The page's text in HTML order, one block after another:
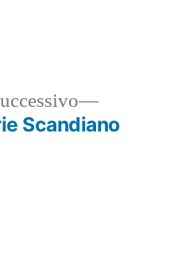
Articolo
successivo:
Scandiano